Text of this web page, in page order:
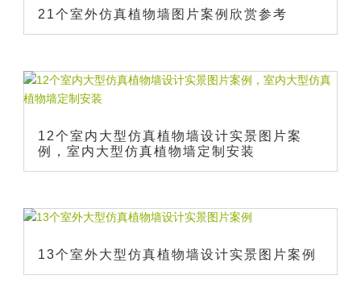
21个室外仿真植物墙图片案例欣赏参考
12个室内大型仿真植物墙设计实景图片案
例，室内大型仿真植物墙定制安装
13个室外大型仿真植物墙设计实景图片案例